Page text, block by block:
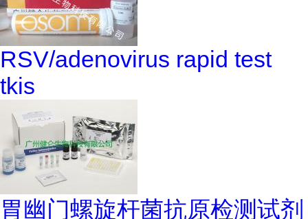
RSV/adenovirus rapid test
tkis
胃幽门螺旋杆菌抗原检测试剂